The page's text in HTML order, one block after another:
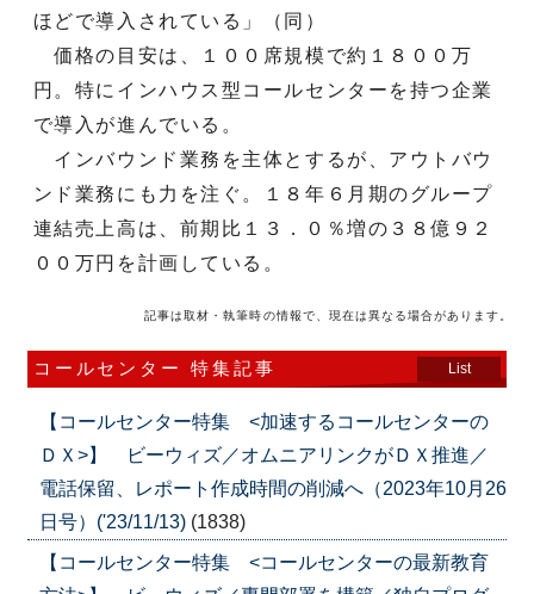
ほどで導入されている」（同）
価格の目安は、１００席規模で約１８００万
円。特にインハウス型コールセンターを持つ企業
で導入が進んでいる。
インバウンド業務を主体とするが、アウトバウ
ンド業務にも力を注ぐ。１８年６月期のグループ
連結売上高は、前期比１３．０％増の３８億９２
００万円を計画している。
記事は取材・執筆時の情報で、現在は異なる場合があります。
コールセンター 特集記事 List
【コールセンター特集 <加速するコールセンターの
ＤＸ>】 ビーウィズ／オムニアリンクがＤＸ推進／
電話保留、レポート作成時間の削減へ（2023年10月26
日号）('23/11/13) (1838)
【コールセンター特集 <コールセンターの最新教育